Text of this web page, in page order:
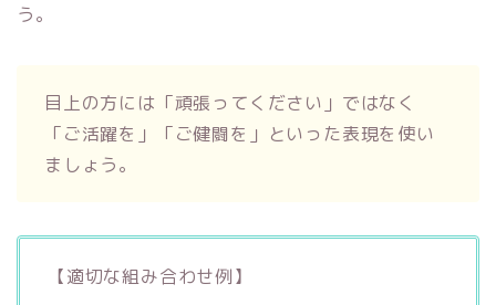
う。
目上の方には「頑張ってください」ではなく
「ご活躍を」「ご健闘を」といった表現を使い
ましょう。
【適切な組み合わせ例】